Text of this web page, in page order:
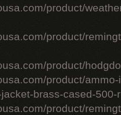
product/
product/
product/
product/
brass-cased-500-
product/